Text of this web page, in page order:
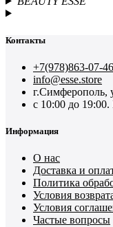
Контакты
+7(978)863-07-46
info@esse.store
г.Симферополь,
с 10:00 до
Информация
О нас
Доставка и
Политика
Условия
Условия
Частые вопросы